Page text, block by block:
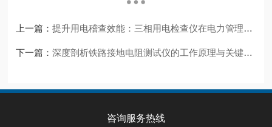
上一篇：提升用电稽查效能：三相用电检查仪在电力管理中的应用观察
下一篇：深度剖析铁路接地电阻测试仪的工作原理与关键技术
咨询服务热线